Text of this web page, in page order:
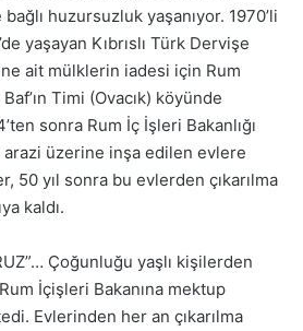
huzursuzluk yaşanıyor. 1970’li
yaşayan Kıbrıslı Türk Dervişe
ait mülklerin iadesi için Rum
Timi (Ovacık) köyünde
sonra Rum İç İşleri Bakanlığı
arazi üzerine inşa edilen evlere
50 yıl sonra bu evlerden çıkarılma
kaldı.
Çoğunluğu yaşlı kişilerden
İçişleri Bakanına mektup
Evlerinden her an çıkarılma